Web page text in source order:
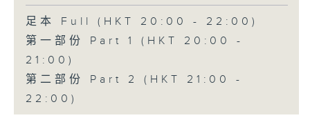
足本 Full (HKT 20:00 - 22:00)
第一部份 Part 1 (HKT 20:00 -
21:00)
第二部份 Part 2 (HKT 21:00 -
22:00)